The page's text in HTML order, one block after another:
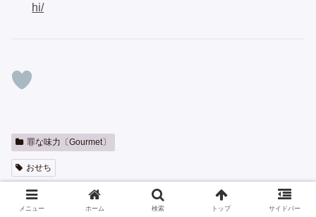
hi/
罪な味力〔Gourmet〕
おせち
くまお
メニュー ホーム 検索 トップ サイドバー